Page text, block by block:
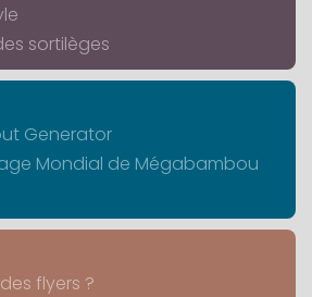
sortilèges
Generator
Mondial de Mégabambou
flyers ?